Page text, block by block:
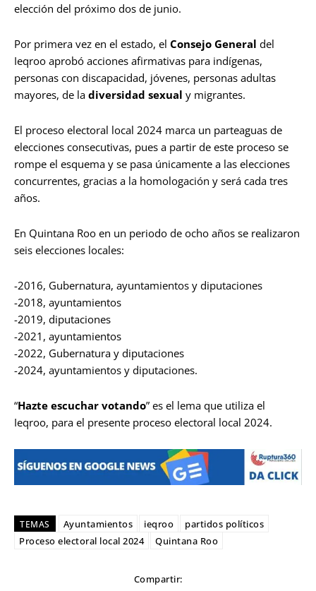
elección del próximo dos de junio.
Por primera vez en el estado, el Consejo General del
Ieqroo aprobó acciones afirmativas para indígenas,
personas con discapacidad, jóvenes, personas adultas
mayores, de la diversidad sexual y migrantes.
El proceso electoral local 2024 marca un parteaguas de
elecciones consecutivas, pues a partir de este proceso se
rompe el esquema y se pasa únicamente a las elecciones
concurrentes, gracias a la homologación y será cada tres
años.
En Quintana Roo en un periodo de ocho años se realizaron
seis elecciones locales:
-2016, Gubernatura, ayuntamientos y diputaciones
-2018, ayuntamientos
-2019, diputaciones
-2021, ayuntamientos
-2022, Gubernatura y diputaciones
-2024, ayuntamientos y diputaciones.
“Hazte escuchar votando” es el lema que utiliza el
Ieqroo, para el presente proceso electoral local 2024.
TEMAS Ayuntamientos ieqroo
partidos políticos
Proceso electoral local 2024
Quintana Roo
Compartir: